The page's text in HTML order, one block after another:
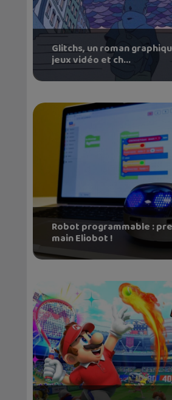
Glitchs, un roman
jeux vidéo et ch...
Robot programmable :
main Eliobot !